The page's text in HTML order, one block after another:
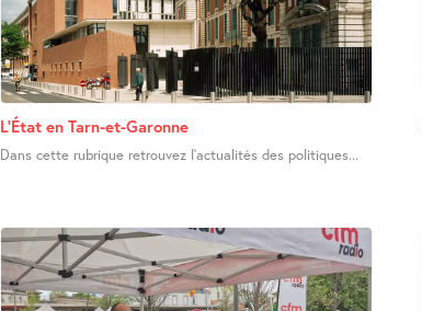
L’État en Tarn-et-Garonne
Dans cette rubrique retrouvez l’actualités des politiques...